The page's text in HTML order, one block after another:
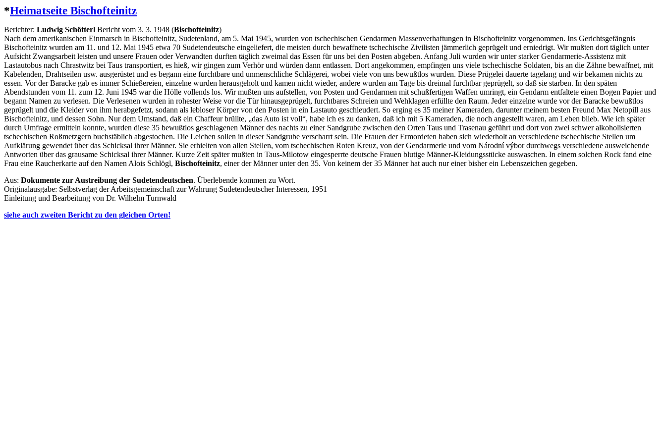
*Heimatseite Bischofteinitz
Berichter: Ludwig Schötterl Bericht vom 3. 3. 1948 (Bischofteinitz)
Nach dem amerikanischen Einmarsch in Bischofteinitz, Sudetenland, am 5. Mai 1945, wurden von tschechischen Gendarmen Massenverhaftungen in Bischofteinitz vorgenommen. Ins Gerichtsgefängnis
Bischofteinitz wurden am 11. und 12. Mai 1945 etwa 70 Sudetendeutsche eingeliefert, die meisten durch bewaffnete tschechische Zivilisten jämmerlich geprügelt und erniedrigt. Wir mußten dort täglich unter
Aufsicht Zwangsarbeit leisten und unsere Frauen oder Verwandten durften täglich zweimal das Essen für uns bei den Posten abgeben. Anfang Juli wurden wir unter starker Gendarmerie-Assistenz mit
Lastautobus nach Chrastwitz bei Taus transportiert, es hieß, wir gingen zum Verhör und würden dann entlassen. Dort angekommen, empfingen uns viele tschechische Soldaten, bis an die Zähne bewaffnet, mit
Kabelenden, Drahtseilen usw. ausgerüstet und es begann eine furchtbare und unmenschliche Schlägerei, wobei viele von uns bewußtlos wurden. Diese Prügelei dauerte tagelang und wir bekamen nichts zu
essen. Vor der Baracke gab es immer Schießereien, einzelne wurden herausgeholt und kamen nicht wieder, andere wurden am Tage bis dreimal furchtbar geprügelt, so daß sie starben. In den späten
Abendstunden vom 11. zum 12. Juni 1945 war die Hölle vollends los. Wir mußten uns aufstellen, von Posten und Gendarmen mit schußfertigen Waffen umringt, ein Gendarm entfaltete einen Bogen Papier und
begann Namen zu verlesen. Die Verlesenen wurden in rohester Weise vor die Tür hinausgeprügelt, furchtbares Schreien und Wehklagen erfüllte den Raum. Jeder einzelne wurde vor der Baracke bewußtlos
geprügelt und die Kleider von ihm herabgefetzt, sodann als lebloser Körper von den Posten in ein Lastauto geschleudert. So erging es 35 meiner Kameraden, darunter meinem besten Freund Max Netopill aus
Bischofteinitz, und dessen Sohn. Nur dem Umstand, daß ein Chaffeur brüllte, „das Auto ist voll“, habe ich es zu danken, daß ich mit 5 Kameraden, die noch angestellt waren, am Leben blieb. Wie ich später
durch Umfrage ermitteln konnte, wurden diese 35 bewußtlos geschlagenen Männer des nachts zu einer Sandgrube zwischen den Orten Taus und Trasenau geführt und dort von zwei schwer alkoholisierten
tschechischen Roßmetzgern buchstäblich abgestochen. Die Leichen sollen in dieser Sandgrube verscharrt sein. Die Frauen der Ermordeten haben sich wiederholt an verschiedene tschechische Stellen um
Aufklärung gewendet über das Schicksal ihrer Männer. Sie erhielten von allen Stellen, vom tschechischen Roten Kreuz, von der Gendarmerie und vom Národní výbor durchwegs verschiedene ausweichende
Antworten über das grausame Schicksal ihrer Männer. Kurze Zeit später mußten in Taus-Milotow eingesperrte deutsche Frauen blutige Männer-Kleidungsstücke auswaschen. In einem solchen Rock fand eine
Frau eine Raucherkarte auf den Namen Alois Schlögl, Bischofteinitz, einer der Männer unter den 35. Von keinem der 35 Männer hat auch nur einer bisher ein Lebenszeichen gegeben.
Aus: Dokumente zur Austreibung der Sudetendeutschen. Überlebende kommen zu Wort.
Originalausgabe: Selbstverlag der Arbeitsgemeinschaft zur Wahrung Sudetendeutscher Interessen, 1951
Einleitung und Bearbeitung von Dr. Wilhelm Turnwald
siehe auch zweiten Bericht zu den gleichen Orten!